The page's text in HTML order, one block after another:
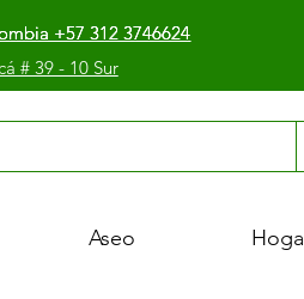
+57 312 3746624
+57 312 3746624
+57 312 3746624
# 39 - 10 Sur
Aseo